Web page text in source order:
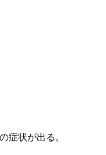
症状が出る。